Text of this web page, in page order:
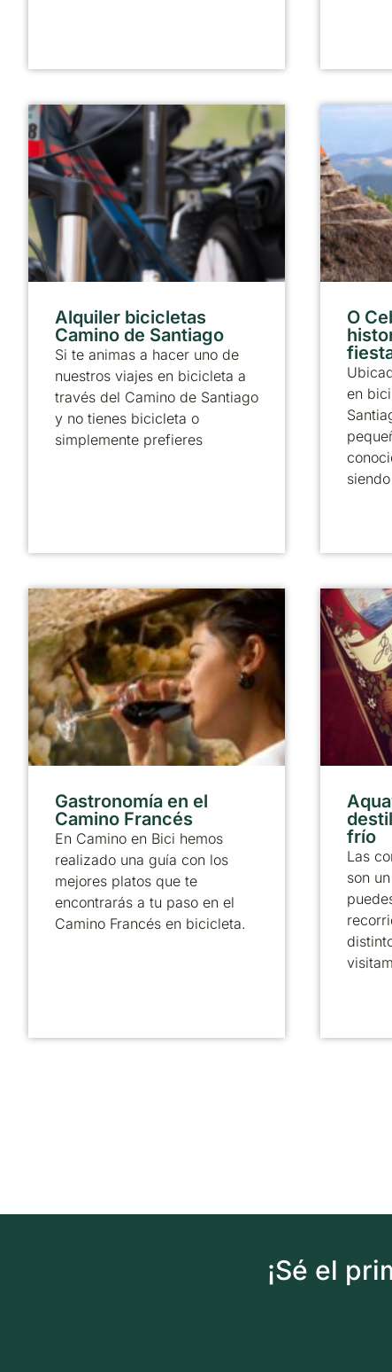
Alquiler bicicletas
Camino de Santiago
Si te animas a hacer uno de
nuestros viajes en bicicleta a
través del Camino de Santiago
y no tienes bicicleta o
simplemente prefieres
O
en
Gastronomía en el
Camino Francés
En Camino en Bici hemos
realizado una guía con los
mejores platos que te
encontrarás a tu paso en el
Camino Francés en bicicleta.
frío
Las
son
¡Sé el